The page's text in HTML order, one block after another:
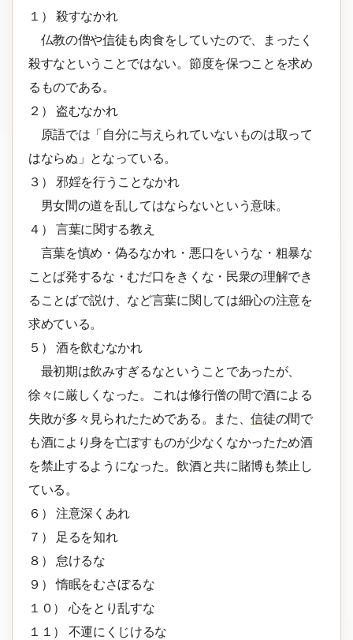
１） 殺すなかれ
仏教の僧や信徒も肉食をしていたので、まったく
殺すなということではない。節度を保つことを求め
るものである。
２） 盗むなかれ
原語では「自分に与えられていないものは取って
はならぬ」となっている。
３） 邪婬を行うことなかれ
男女間の道を乱してはならないという意味。
４） 言葉に関する教え
言葉を慎め・偽るなかれ・悪口をいうな・粗暴な
ことば発するな・むだ口をきくな・民衆の理解でき
ることばで説け、など言葉に関しては細心の注意を
求めている。
５） 酒を飲むなかれ
最初期は飲みすぎるなということであったが、
徐々に厳しくなった。これは修行僧の間で酒による
失敗が多々見られたためである。また、信徒の間で
も酒により身を亡ぼすものが少なくなかったため酒
を禁止するようになった。飲酒と共に賭博も禁止し
ている。
６） 注意深くあれ
７） 足るを知れ
８） 怠けるな
９） 惰眠をむさぼるな
１０） 心をとり乱すな
１１） 不運にくじけるな